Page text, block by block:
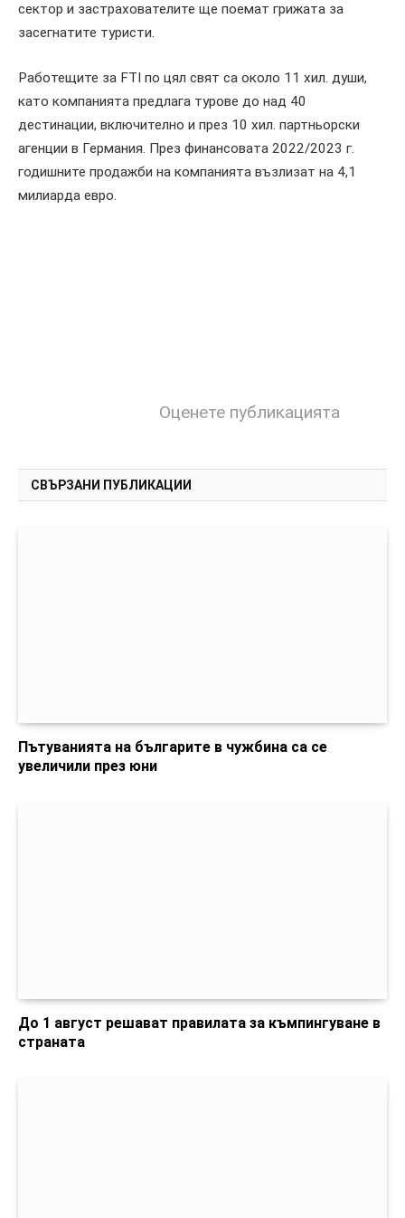
сектор и застрахователите ще поемат грижата за
засегнатите туристи.
Работещите за FTI по цял свят са около 11 хил. души,
като компанията предлага турове до над 40
дестинации, включително и през 10 хил. партньорски
агенции в Германия. През финансовата 2022/2023 г.
годишните продажби на компанията възлизат на 4,1
милиарда евро.
Оценете публикацията
СВЪРЗАНИ ПУБЛИКАЦИИ
Пътуванията на българите в чужбина са се
увеличили през юни
До 1 август решават правилата за къмпингуване в
страната